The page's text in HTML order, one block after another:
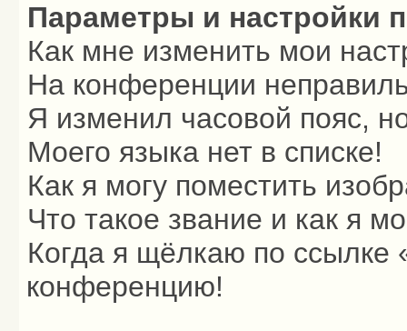
Параметры и настройки
Как мне изменить мои
На конференции
Я изменил часовой пояс,
Моего языка нет в списке!
Как я могу поместить
Что такое звание и как я
Когда я щёлкаю по ссылке
конференцию!